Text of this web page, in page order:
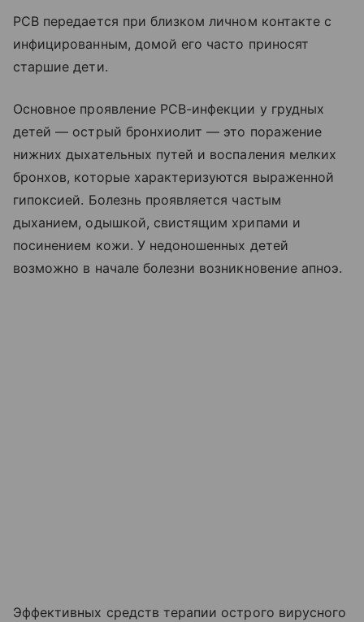
РСВ передается при близком личном контакте с
инфицированным, домой его часто приносят
старшие дети.
Основное проявление РСВ-инфекции у грудных
детей — острый бронхиолит — это поражение
нижних дыхательных путей и воспаления мелких
бронхов, которые характеризуются выраженной
гипоксией. Болезнь проявляется частым
дыханием, одышкой, свистящим хрипами и
посинением кожи. У недоношенных детей
возможно в начале болезни возникновение апноэ.
Эффективных средств терапии острого вирусного